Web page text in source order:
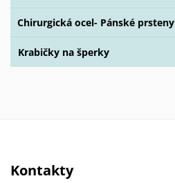
Chirurgická ocel- Pánské prsteny
Krabičky na šperky
Kontakty